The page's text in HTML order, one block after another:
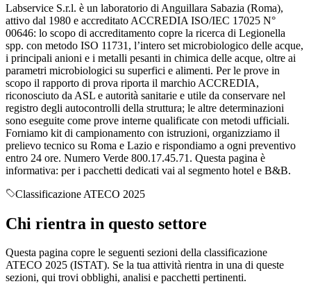
Labservice S.r.l. è un laboratorio di Anguillara Sabazia (Roma),
attivo dal 1980 e accreditato ACCREDIA ISO/IEC 17025 N°
00646: lo scopo di accreditamento copre la ricerca di Legionella
spp. con metodo ISO 11731, l’intero set microbiologico delle acque,
i principali anioni e i metalli pesanti in chimica delle acque, oltre ai
parametri microbiologici su superfici e alimenti. Per le prove in
scopo il rapporto di prova riporta il marchio ACCREDIA,
riconosciuto da ASL e autorità sanitarie e utile da conservare nel
registro degli autocontrolli della struttura; le altre determinazioni
sono eseguite come prove interne qualificate con metodi ufficiali.
Forniamo kit di campionamento con istruzioni, organizziamo il
prelievo tecnico su Roma e Lazio e rispondiamo a ogni preventivo
entro 24 ore. Numero Verde 800.17.45.71. Questa pagina è
informativa: per i pacchetti dedicati vai al segmento hotel e B&B.
Classificazione ATECO 2025
Chi rientra in questo settore
Questa pagina copre le seguenti sezioni della classificazione
ATECO 2025 (ISTAT). Se la tua attività rientra in una di queste
sezioni, qui trovi obblighi, analisi e pacchetti pertinenti.